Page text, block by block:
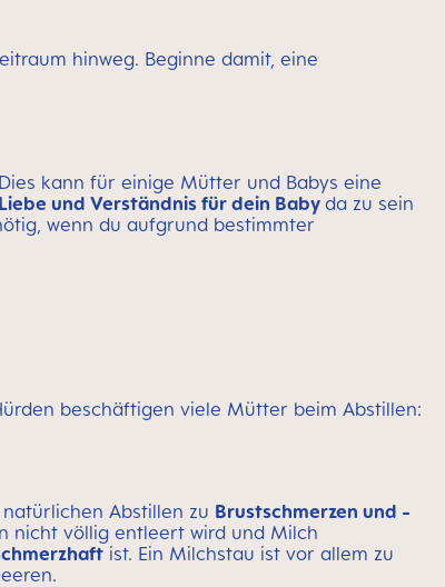
hinweg. Beginne damit, eine
kann für einige Mütter und Babys eine
und Verständnis für dein Babyda zu sein
wenn du aufgrund bestimmter
beschäftigen viele Mütter beim Abstillen:
Abstillen zu Brustschmerzen und -
nicht völlig entleert wird und Milch
ist. Ein Milchstau ist vor allem zu